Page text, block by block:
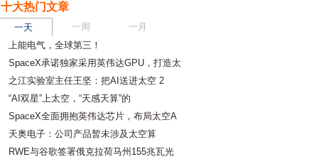
十大热门文章
一天 一周
一月
上能电气，全球第三！
SpaceX承诺独家采用英伟达GPU，打造太
之江实验室主任王坚：把AI送进太空 2
“AI双星”上太空，“天感天算”的
SpaceX全面拥抱英伟达芯片，布局太空A
天奥电子：公司产品暂未涉及太空算
RWE与谷歌签署俄克拉荷马州155兆瓦光